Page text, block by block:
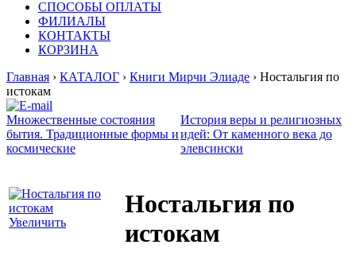
СПОСОБЫ ОПЛАТЫ
ФИЛИАЛЫ
КОНТАКТЫ
КОРЗИНА
Главная › КАТАЛОГ › Книги Мирчи Элиаде › Ностальгия по
истокам
Множественные состояния
бытия. Традиционные формы и
космические
История веры и религиозных
идей: От каменного века до
элевсински
Увеличить
Ностальгия по
истокам